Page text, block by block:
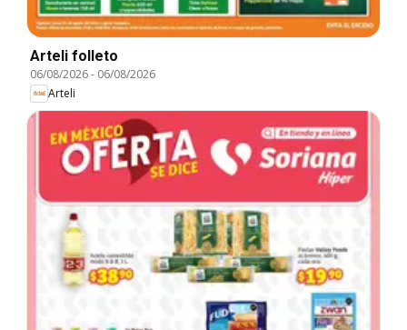
Arteli folleto
06/08/2026- 06/08/2026
Arteli